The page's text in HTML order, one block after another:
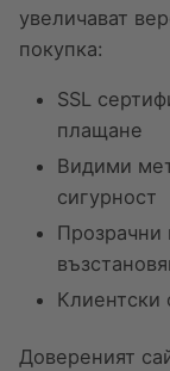
увеличават
покупка:
SSL
плащане
Видими
сигурност
Прозрачни
Клиентски
Довереният